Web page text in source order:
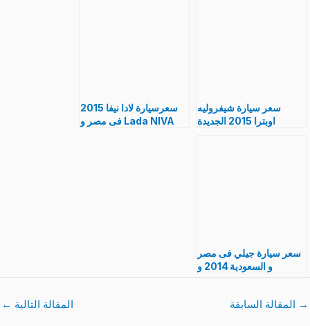
سعر سيارة شيفروليه
اوبترا 2015 الجديدة
سعرسيارة لادا نيفا 2015
Lada NIVA فى مصر و
سعر سيارة جيلي فى مصر
و السعودية 2014 و
مواصفات
→ المقالة السابقة المقالة التالية ←